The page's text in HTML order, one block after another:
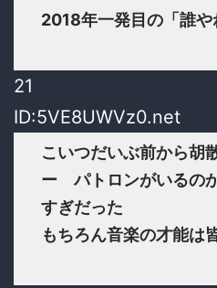
2018年一発目の「誰や
21
ID:5VE8UWVz0.net
こいつだいぶ前から胡
ー パトロンがいるの
すぎだった
もちろん音楽の才能は